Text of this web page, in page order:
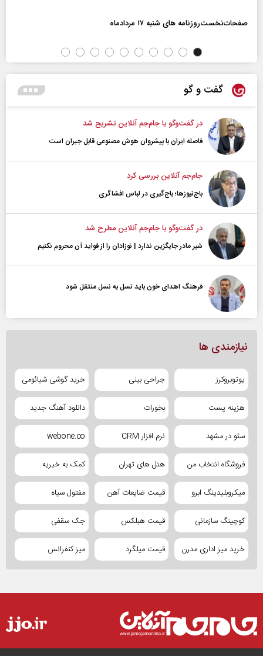
صفحات‌نخست‌روزنامه ها‌ی شنبه ۱۷ مردادماه
گفت و گو
در گفت‌و‌گو با جام‌جم آنلاین تشریح شد
فاصله ایران با پیشرو‌ان هوش مصنوعی قابل جبران است
جام‌جم آنلاین بررسی کرد
باج‌نیوزها؛ باج‌گیری در لباس افشاگری
در گفت‌و‌گو با جام‌جم آنلاین مطرح شد
شیر مادر جایگزین ندارد | نوزادان را از فواید آن محروم نکنیم
فرهنگ اهدای خون باید نسل به نسل منتقل شود
نیازمندی ها
یوتوبروکرز جراحی بینی خرید گوشی شیائومی
هزینه پست بخورات دانلود آهنگ جدید
سئو در مشهد نرم افزار CRM webone.co
فروشگاه انتخاب من هتل های تهران کمک به خیریه
میکروبلیدینگ ابرو قیمت ضایعات آهن مفتول سیاه
کوچینگ سازمانی قیمت هبلکس جک سقفی
خرید میز اداری مدرن قیمت میلگرد میز کنفرانس